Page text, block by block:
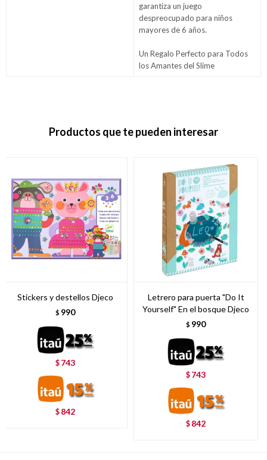
garantiza un juego
despreocupado para niños
mayores de 6 años.
Un Regalo Perfecto para Todos
los Amantes del Slime
Productos que te pueden interesar
Stickers y destellos Djeco
$ 990
$ 743
$ 842
Letrero para puerta "Do It
Yourself" En el bosque Djeco
$ 990
$ 743
$ 842